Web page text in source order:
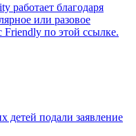
работает благодаря
или разовое
Friendly по этой ссылке.
подали заявление